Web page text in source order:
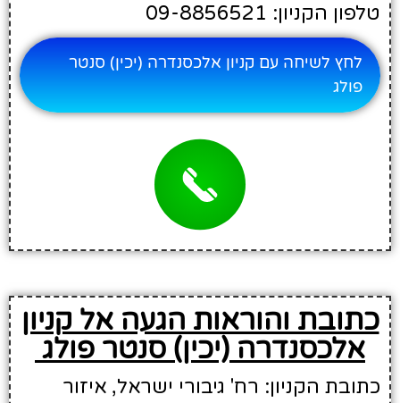
טלפון הקניון: 09-8856521
לחץ לשיחה עם קניון אלכסנדרה (יכין) סנטר
פולג
כתובת והוראות הגעה אל קניון
אלכסנדרה (יכין) סנטר פולג
כתובת הקניון: רח' גיבורי ישראל, איזור